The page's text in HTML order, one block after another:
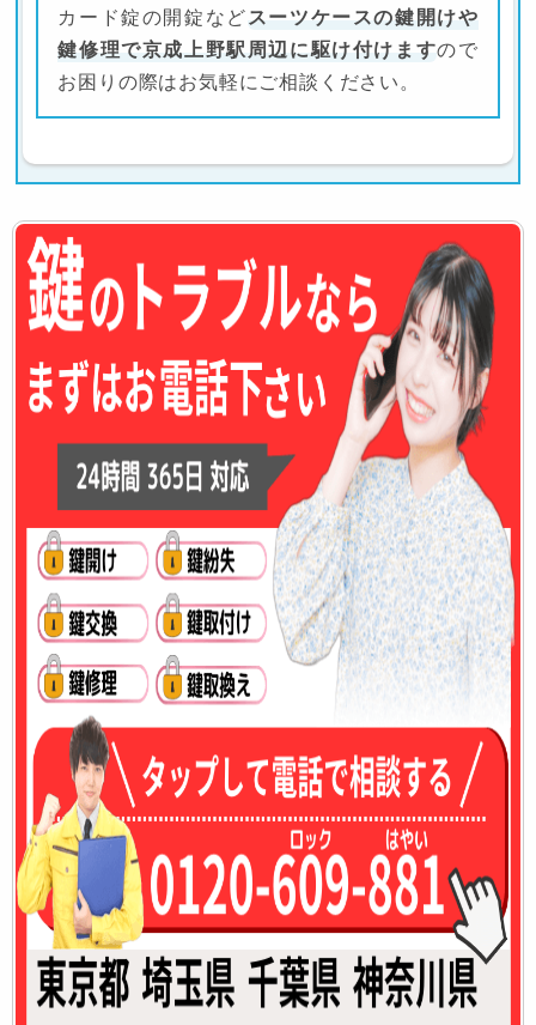
カード錠の開錠などスーツケースの鍵開けや
鍵修理で京成上野駅周辺に駆け付けますので
お困りの際はお気軽にご相談ください。